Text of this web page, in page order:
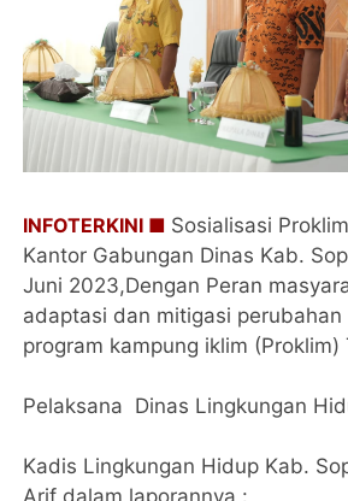
INFOTERKINI ■ Sosialisasi
Kantor Gabungan Dinas Kab.
Juni 2023,Dengan Peran
adaptasi dan mitigasi perubahan
program kampung iklim (Proklim)
Pelaksana Dinas Lingkungan
Kadis Lingkungan Hidup Kab.
Arif dalam laporannya :